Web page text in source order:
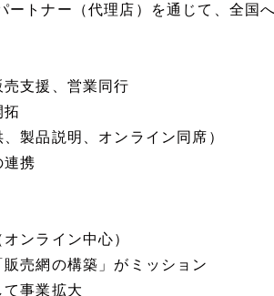
ートナー（代理店）を通じて、全国へ
支援、営業同行
製品説明、オンライン同席）
携
ンライン中心）
売網の構築」がミッション
事業拡大